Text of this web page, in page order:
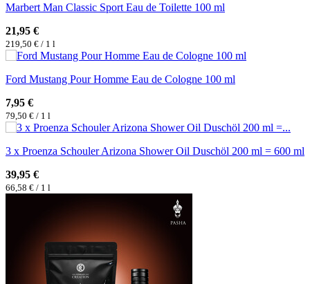
Marbert Man Classic Sport Eau de Toilette 100 ml
21,95 €
219,50 € / 1 l
Ford Mustang Pour Homme Eau de Cologne 100 ml
7,95 €
79,50 € / 1 l
3 x Proenza Schouler Arizona Shower Oil Duschöl 200 ml = 600 ml
39,95 €
66,58 € / 1 l